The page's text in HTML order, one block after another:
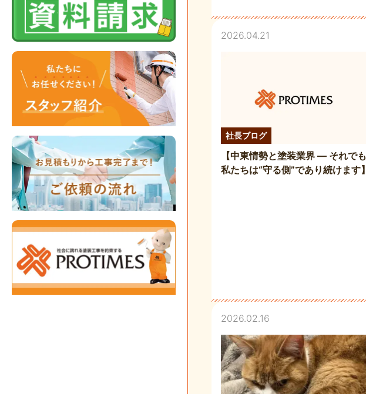
2026.04.21
社長ブログ
【中東情勢と塗装業界 ― それでも
私たちは“守る側”であり続けます】
2026.02.16